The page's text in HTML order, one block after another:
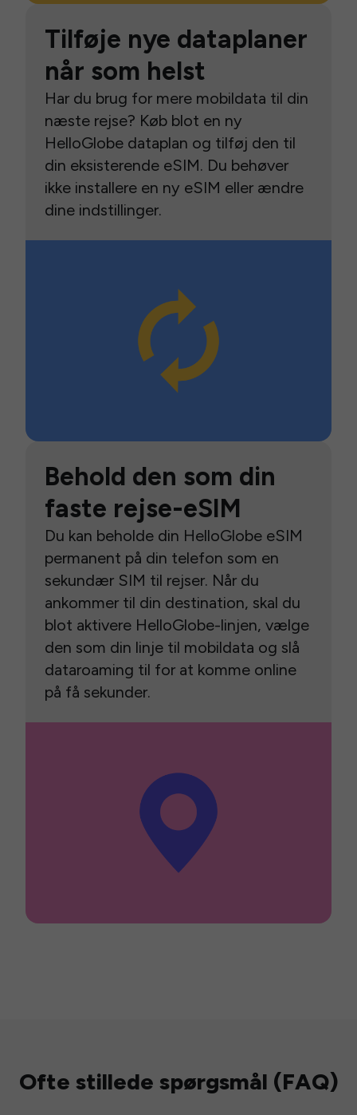
Tilføje nye dataplaner
når som helst
Har du brug for mere mobildata til din
næste rejse? Køb blot en ny
HelloGlobe dataplan og tilføj den til
din eksisterende eSIM. Du behøver
ikke installere en ny eSIM eller ændre
dine indstillinger.
Behold den som din
faste rejse-eSIM
Du kan beholde din HelloGlobe eSIM
permanent på din telefon som en
sekundær SIM til rejser. Når du
ankommer til din destination, skal du
blot aktivere HelloGlobe-linjen, vælge
den som din linje til mobildata og slå
dataroaming til for at komme online
på få sekunder.
Ofte stillede spørgsmål (FAQ)